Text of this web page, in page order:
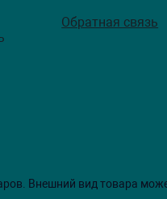
Обратная связь
Внешний вид товара